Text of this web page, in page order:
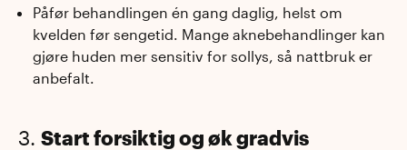
Påfør behandlingen én gang daglig, helst om
kvelden før sengetid. Mange aknebehandlinger kan
gjøre huden mer sensitiv for sollys, så nattbruk er
anbefalt.
3. Start forsiktig og øk gradvis